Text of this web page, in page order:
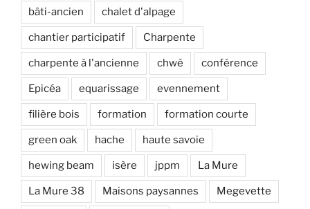
bâti-ancien chalet d'alpage
chantier participatif Charpente
charpente à l'ancienne chwé conférence
Epicéa equarissage evennement
filière bois formation formation courte
green oak hache haute savoie
hewing beam isère jppm La Mure
La Mure 38 Maisons paysannes Megevette